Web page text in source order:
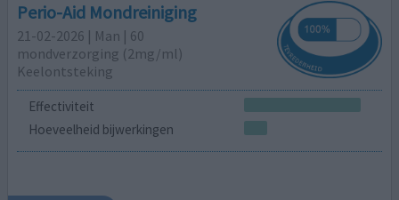
Perio-Aid Mondreiniging
21-02-2026 | Man | 60
mondverzorging (2mg/ml)
Keelontsteking
Effectiviteit
Hoeveelheid bijwerkingen